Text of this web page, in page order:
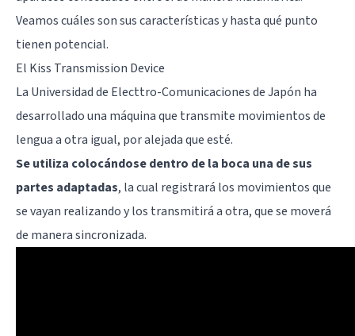
Veamos cuáles son sus características y hasta qué punto
tienen potencial.
El Kiss Transmission Device
La Universidad de Electtro-Comunicaciones de Japón ha
desarrollado una máquina que transmite movimientos de
lengua a otra igual, por alejada que esté.
Se utiliza colocándose dentro de la boca una de sus
partes adaptadas, la cual registrará los movimientos que
se vayan realizando y los transmitirá a otra, que se moverá
de manera sincronizada.